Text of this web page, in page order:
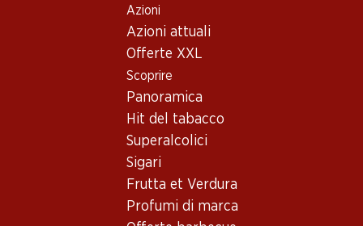
Azioni
Azioni attuali
Offerte XXL
Scoprire
Panoramica
Hit del tabacco
Superalcolici
Sigari
Frutta et Verdura
Profumi di marca
Conoscenza dei vini